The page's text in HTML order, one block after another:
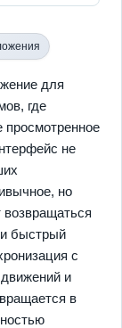
для
где
просмотренное
не
но
возвращаться
быстрый
с
и
в